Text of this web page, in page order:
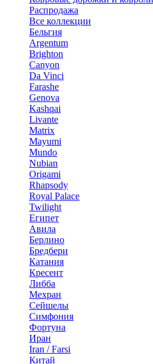
Распродажа
Все коллекции
Бельгия
Argentum
Brighton
Canyon
Da Vinci
Farashe
Genova
Kashqai
Livante
Matrix
Mayumi
Mundo
Nubian
Origami
Rhapsody
Royal Palace
Twilight
Египет
Авила
Берлино
Бредбери
Катания
Кресент
Либба
Мехран
Сейшелы
Симфония
Фортуна
Иран
Iran / Farsi
Китай